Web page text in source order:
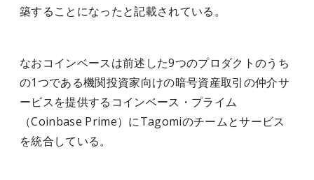
築することになったと記載されている。
なおコインベースは前述した9つのプロダクトのうち
の1つである機関投資家向けの暗号資産取引の仲介サ
ービスを提供するコインベース・プライム
（Coinbase Prime）にTagomiのチームとサービス
を統合している。